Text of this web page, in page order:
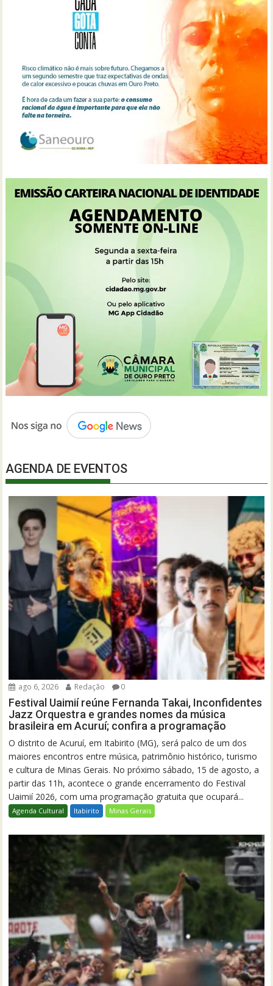
AGENDA DE EVENTOS
ago 6, 2026 Redação 0
Festival Uaimií reúne Fernanda Takai, Inconfidentes
Jazz Orquestra e grandes nomes da música
brasileira em Acuruí; confira a programação
O distrito de Acuruí, em Itabirito (MG), será palco de um dos
maiores encontros entre música, patrimônio histórico, turismo
e cultura de Minas Gerais. No próximo sábado, 15 de agosto, a
partir das 11h, acontece o grande encerramento do Festival
Uaimií 2026, com uma programação gratuita que ocupará...
Agenda Cultural Itabirito Minas Gerais